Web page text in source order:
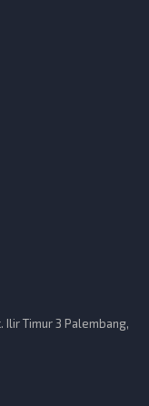
Ilir Timur 3 Palembang,